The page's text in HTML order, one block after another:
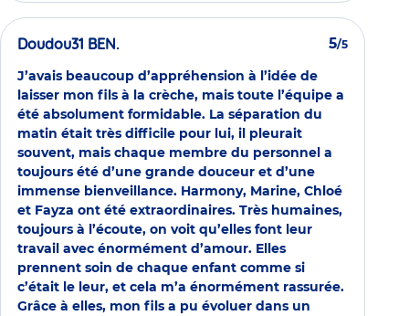
Doudou31 BEN. 5/5
J’avais beaucoup d’appréhension à l’idée de
laisser mon fils à la crèche, mais toute l’équipe a
été absolument formidable. La séparation du
matin était très difficile pour lui, il pleurait
souvent, mais chaque membre du personnel a
toujours été d’une grande douceur et d’une
immense bienveillance. Harmony, Marine, Chloé
et Fayza ont été extraordinaires. Très humaines,
toujours à l’écoute, on voit qu’elles font leur
travail avec énormément d’amour. Elles
prennent soin de chaque enfant comme si
c’était le leur, et cela m’a énormément rassurée.
Grâce à elles, mon fils a pu évoluer dans un